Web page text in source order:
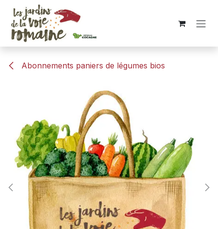
Se rendre au contenu
Abonnements paniers de légumes bios